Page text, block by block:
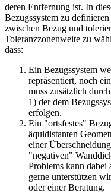
deren Entfernung ist. In
Bezugssys­tem zu
zwischen Bezug und
Toleranzzonenweite zu
dass:
Ein Bezugssystem
repräsentiert, noch
muss zusätzlich
1) der dem
erfolgen.
Ein "ortsfestes"
äquidistanten
einer
"negativen"
Problems kann dabei
gerne unterstützen
oder einer Beratung.